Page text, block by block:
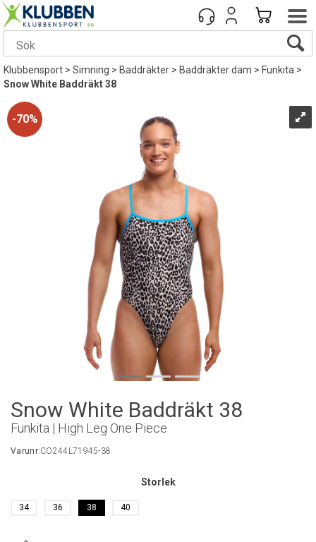
Klubbensport>Simning>Baddräkter>Baddräkter dam>Funkita>
Snow White Baddräkt 38
70%
Snow White Baddräkt 38
Funkita | High Leg One Piece
Varunr:CO244L71945-38
Storlek
34 36 38 40